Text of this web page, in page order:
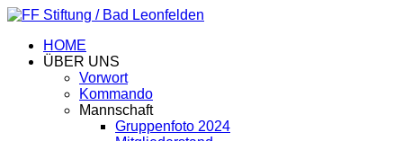
HOME
ÜBER UNS
Vorwort
Kommando
Mannschaft
Gruppenfoto 2024